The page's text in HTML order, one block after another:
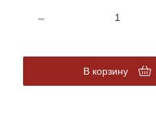
В корзину